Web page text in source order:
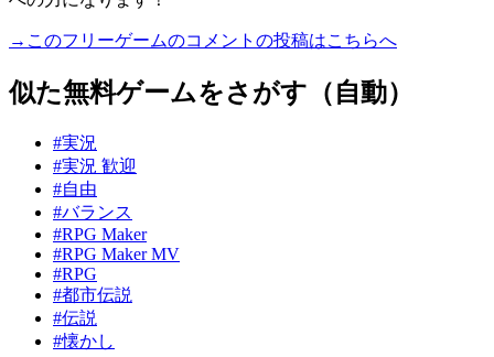
→このフリーゲームのコメントの投稿はこちらへ
似た無料ゲームをさがす（自動）
#実況
#実況 歓迎
#自由
#バランス
#RPG Maker
#RPG Maker MV
#RPG
#都市伝説
#伝説
#懐かし